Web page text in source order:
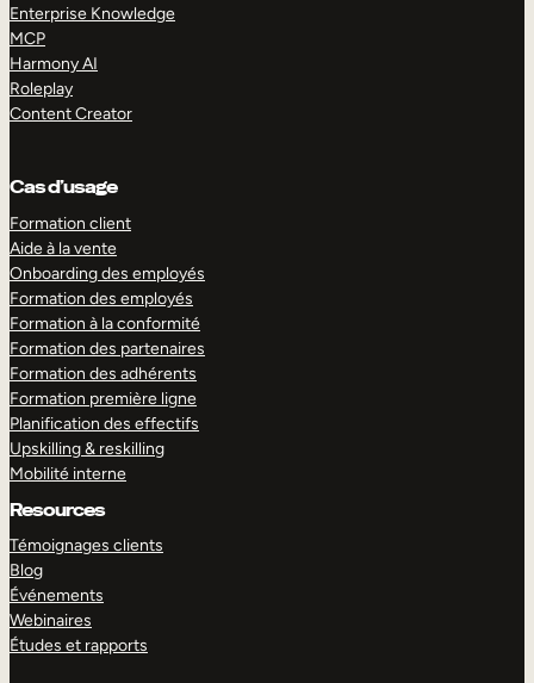
Enterprise Knowledge
MCP
Harmony AI
Roleplay
Content Creator
Cas d’usage
Formation client
Aide à la vente
Onboarding des employés
Formation des employés
Formation à la conformité
Formation des partenaires
Formation des adhérents
Formation première ligne
Planification des effectifs
Upskilling & reskilling
Mobilité interne
Resources
Témoignages clients
Blog
Événements
Webinaires
Études et rapports